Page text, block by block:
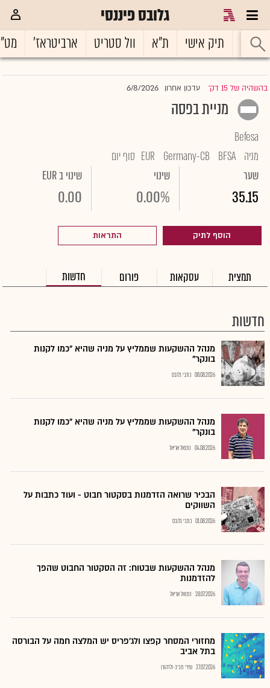
גלובס פיננסי
ראשי תיק אישי ת"א וול סטריט ארביטראז'
בהשהיה של 15 דק' |עדכון אחרון 6/8/2026
מניית בפסה
Befesa
מניה BFSA
Germany-CB
EUR סוף יום
שער
35.15
שינוי
0.00%
שינוי ב EUR
0.00
הוסף לתיק התראות
תמצית עסקאות פורום חדשות
חדשות
מנהל ההשקעות שממליץ על מניה שהיא "כמו לקנות
בונקר"
08.08.2026 כתבי גלובס
מנהל ההשקעות שממליץ על מניה שהיא "כמו לקנות
בונקר"
04.08.2026 נתנאל אריאל
הבכיר שרואה הזדמנות בסקטור חבוט - ועוד כתבות על
השווקים
01.08.2026 כתבי גלובס
מנהל ההשקעות שבטוח: זה הסקטור החבוט שהפך
להזדמנות
28.07.2026 נתנאל אריאל
מחזורי המסחר קפצו ולג'פריס יש המלצה חמה על הבורסה
בתל אביב
27.07.2026 שירי חביב-ולדהורן